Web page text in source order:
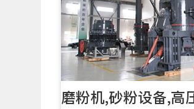
磨粉机,砂粉设备,高